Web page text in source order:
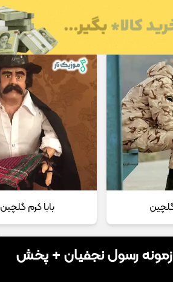
بابا کرم گلچین
رسول نجفیان + پخش